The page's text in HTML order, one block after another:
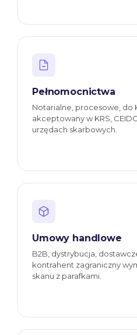
Pełnomocnictwa
Notarialne, procesowe, do
akceptowany w KRS,
urzędach skarbowych.
Umowy handlowe
B2B, dystrybucja,
kontrahent zagraniczny
skanu z parafkami.